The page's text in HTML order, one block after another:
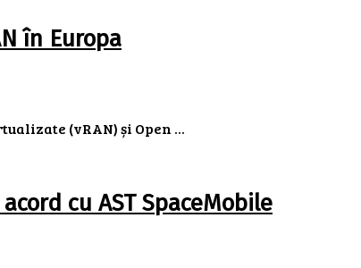
în Europa
(vRAN) și Open ...
cu AST SpaceMobile